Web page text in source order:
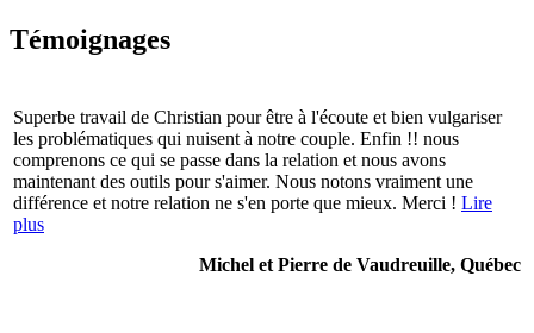
Témoignages
Superbe travail de Christian pour être à l'écoute et bien vulgariser
les problématiques qui nuisent à notre couple. Enfin !! nous
comprenons ce qui se passe dans la relation et nous avons
maintenant des outils pour s'aimer. Nous notons vraiment une
différence et notre relation ne s'en porte que mieux. Merci ! Lire
plus
Michel et Pierre de Vaudreuille, Québec